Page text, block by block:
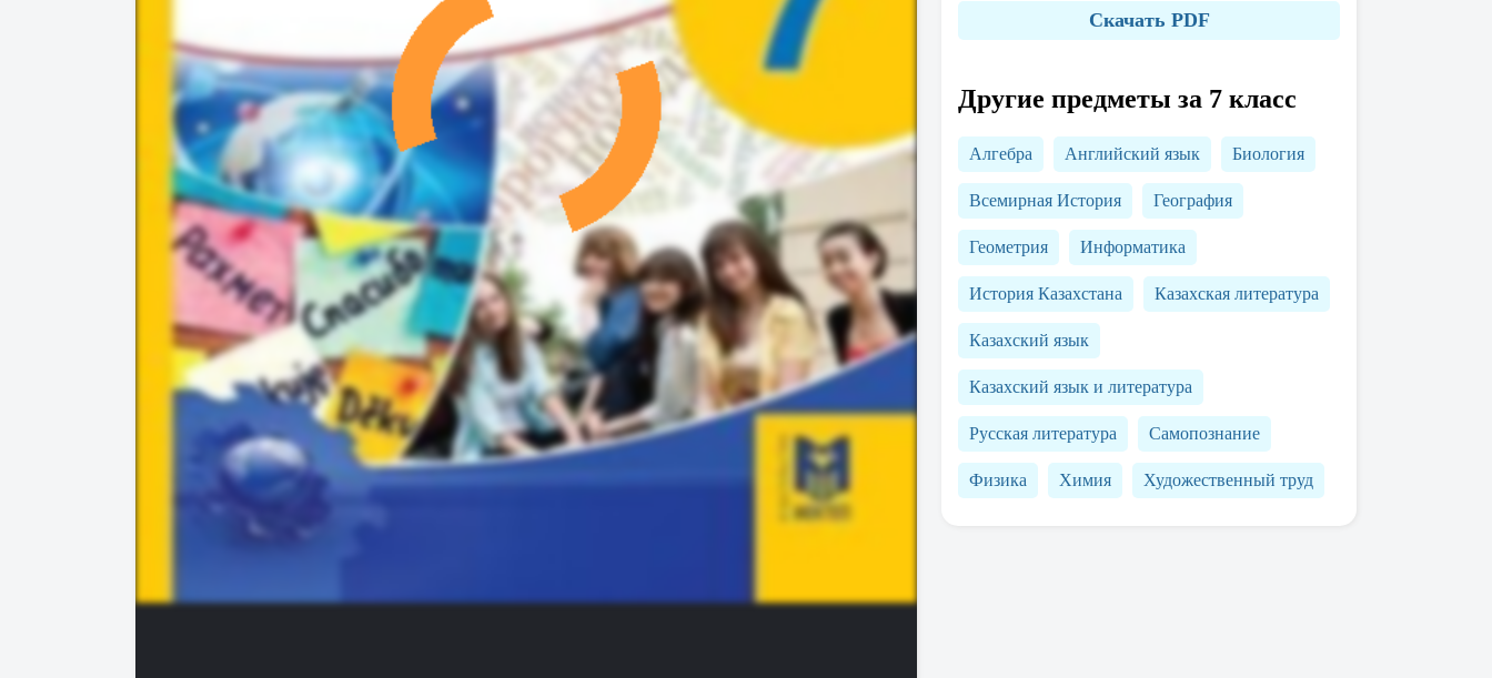
Скачать PDF
Другие предметы за 7 класс
Алгебра Английский язык Биология
Всемирная История География
Геометрия Информатика
История Казахстана Казахская литература
Казахский язык
Казахский язык и литература
Русская литература Самопознание
Физика Химия Художественный труд